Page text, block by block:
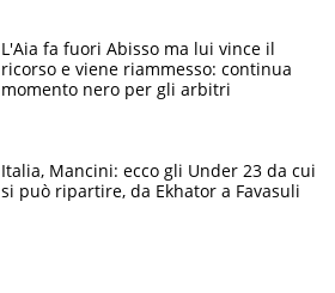
L'Aia fa fuori Abisso ma lui vince il
ricorso e viene riammesso: continua
momento nero per gli arbitri
Italia, Mancini: ecco gli Under 23 da cui
si può ripartire, da Ekhator a Favasuli